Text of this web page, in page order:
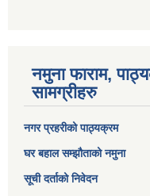
नमुना फाराम,
सामग्रीहरु
नगर प्रहरीको पाठ्यक्रम
घर बहाल सम्झौताको नमुना
सूची दर्ताको निवेदन